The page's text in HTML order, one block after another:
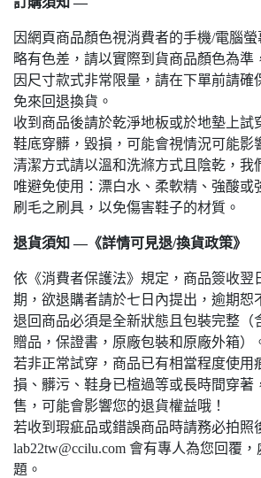
因網頁商品顏色視消費者的手機/電腦
略有色差，請以實際到貨商品顏色為準
因尺寸款式非常限量，請在下單前請確
免來回退換貨。
收到商品後請於乾淨地板或於地墊上試
鞋底穿髒，毀損，可能會視情況可能影
清潔方式請以溫和洗滌方式且陰乾，我
唯避免使用：漂白水、柔軟精、強酸或
刷毛之刷具，以免傷害鞋子的材質。
退貨須知 —《詳情可見退/換貨政策》
依《消費者保護法》規定，商品簽收翌
期，欲退購者請於七日內提出，逾期恕
退回商品必須是全新狀態且包裝完整（
贈品，保證書，原廠包裝和原廠外箱）
若非正常試穿，商品已有相當程度使用
損、髒污、鞋身已楦過等或長時間穿著
售，可能會影響您的退貨權益哦！
若收到瑕疵品或錯誤商品時請務必拍照
lab22tw@ccilu.com 會有專人為您回覆
題。